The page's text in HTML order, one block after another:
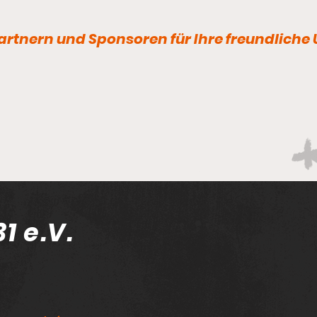
Vorschau/Ergebnis
und Sponsoren für Ihre freundliche
e.V.